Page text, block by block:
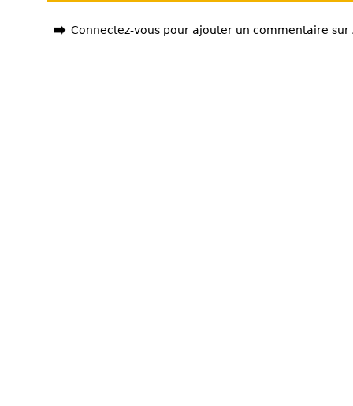
Connectez-vous pour ajouter un commentaire sur